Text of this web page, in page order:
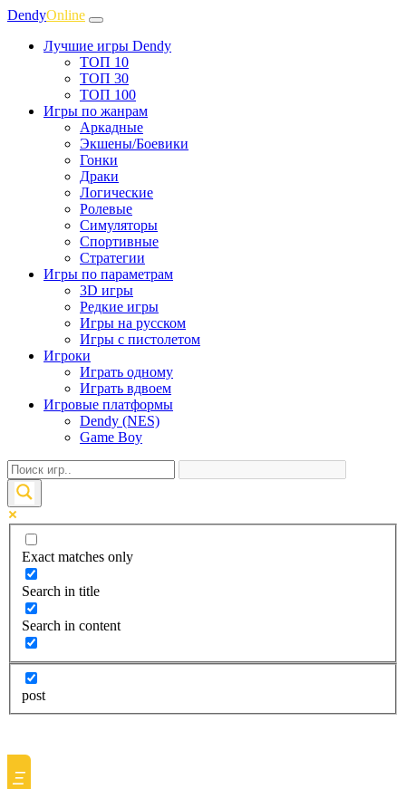
DendyOnline
Лучшие игры Dendy
ТОП 10
ТОП 30
ТОП 100
Игры по жанрам
Аркадные
Экшены/Боевики
Гонки
Драки
Логические
Ролевые
Симуляторы
Спортивные
Стратегии
Игры по параметрам
3D игры
Редкие игры
Игры на русском
Игры с пистолетом
Игроки
Играть одному
Играть вдвоем
Игровые платформы
Dendy (NES)
Game Boy
Exact matches only
Search in title
Search in content
post
Ξ